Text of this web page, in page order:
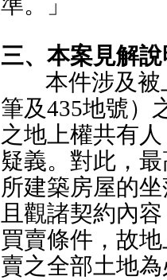
三、本案見解
本件涉及被
筆及435地號）
之地上權共有
疑義。對此，
所建築房屋的
且觀諸契約內
買賣條件，故
賣之全部土地